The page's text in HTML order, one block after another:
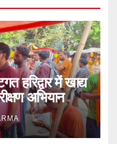
हरिद्वार में खाद्य
अभियान